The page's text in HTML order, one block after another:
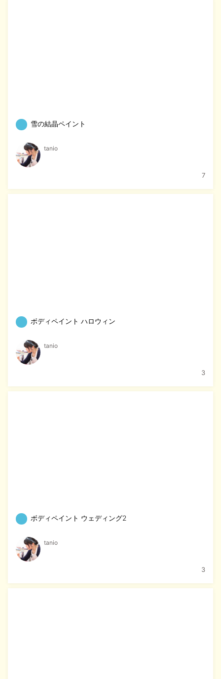
雪の結晶ペイント
tanio
7
ボディペイント ハロウィン
tanio
3
ボディペイント ウェディング2
tanio
3